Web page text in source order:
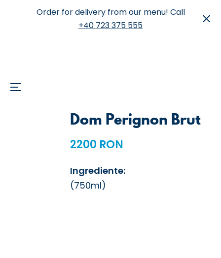
Order for delivery from our menu! Call
+40 723 375 555
Menu
Dom Perignon Brut
2200 RON
Ingrediente:
(750ml)